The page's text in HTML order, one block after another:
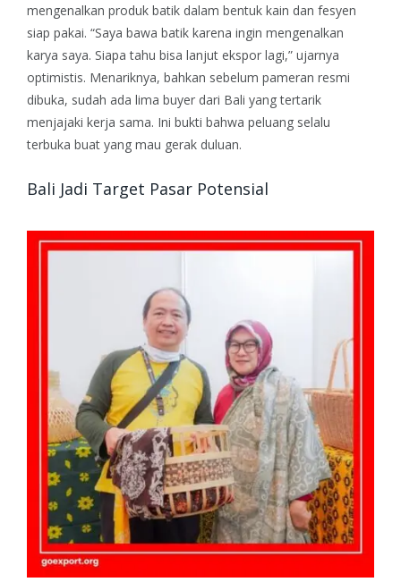
mengenalkan produk batik dalam bentuk kain dan fesyen
siap pakai. “Saya bawa batik karena ingin mengenalkan
karya saya. Siapa tahu bisa lanjut ekspor lagi,” ujarnya
optimistis. Menariknya, bahkan sebelum pameran resmi
dibuka, sudah ada lima buyer dari Bali yang tertarik
menjajaki kerja sama. Ini bukti bahwa peluang selalu
terbuka buat yang mau gerak duluan.
Bali Jadi Target Pasar Potensial